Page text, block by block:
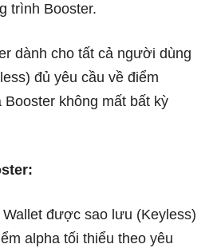
trình Booster.
dành cho tất cả người dùng
đủ yêu cầu về điểm
không mất bất kỳ
được sao lưu (Keyless)
alpha tối thiểu theo yêu